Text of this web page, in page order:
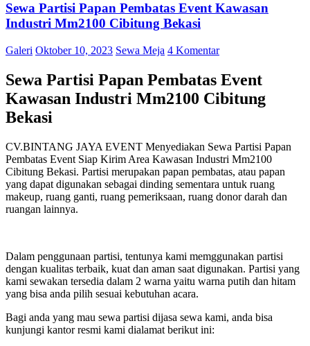
Sewa Partisi Papan Pembatas Event Kawasan
Industri Mm2100 Cibitung Bekasi
Galeri Oktober 10, 2023 Sewa Meja 4 Komentar
Sewa Partisi Papan Pembatas Event
Kawasan Industri Mm2100 Cibitung
Bekasi
CV.BINTANG JAYA EVENT Menyediakan Sewa Partisi Papan
Pembatas Event Siap Kirim Area Kawasan Industri Mm2100
Cibitung Bekasi. Partisi merupakan papan pembatas, atau papan
yang dapat digunakan sebagai dinding sementara untuk ruang
makeup, ruang ganti, ruang pemeriksaan, ruang donor darah dan
ruangan lainnya.
Dalam penggunaan partisi, tentunya kami memggunakan partisi
dengan kualitas terbaik, kuat dan aman saat digunakan. Partisi yang
kami sewakan tersedia dalam 2 warna yaitu warna putih dan hitam
yang bisa anda pilih sesuai kebutuhan acara.
Bagi anda yang mau sewa partisi dijasa sewa kami, anda bisa
kunjungi kantor resmi kami dialamat berikut ini: